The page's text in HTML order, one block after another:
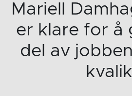
Mariell
er klare for å
del av
kvalik